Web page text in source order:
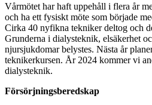
Vårmötet har haft uppehåll i flera år
och ha ett fysiskt möte som började
Cirka 40 nyfikna tekniker deltog och
Grunderna i dialysteknik, elsäkerhet
njursjukdomar belystes. Nästa år
teknikerkursen. År 2024 kommer vi
dialysteknik.
Försörjningsberedskap